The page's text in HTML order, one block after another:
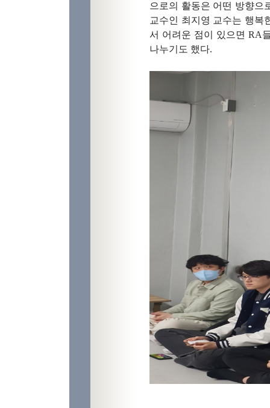
으로의 활동은 어떤 방향으
교수인 최지영 교수는 행복
서 어려운 점이 있으면 RA
나누기도 했다.